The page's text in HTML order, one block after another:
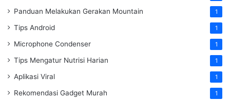
Panduan Melakukan Gerakan Mountain 1
Tips Android 1
Microphone Condenser 1
Tips Mengatur Nutrisi Harian 1
Aplikasi Viral 1
Rekomendasi Gadget Murah 1